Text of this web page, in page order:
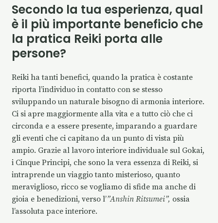
Secondo la tua esperienza, qual
è il più importante beneficio che
la pratica Reiki porta alle
persone?
Reiki ha tanti benefici, quando la pratica è costante
riporta l’individuo in contatto con se stesso
sviluppando un naturale bisogno di armonia interiore.
Ci si apre maggiormente alla vita e a tutto ciò che ci
circonda e a essere presente, imparando a guardare
gli eventi che ci capitano da un punto di vista più
ampio. Grazie al lavoro interiore individuale sul Gokai,
i Cinque Principi, che sono la vera essenza di Reiki, si
intraprende un viaggio tanto misterioso, quanto
meraviglioso, ricco se vogliamo di sfide ma anche di
gioia e benedizioni, verso l’”Anshin Ritsumei”, ossia
l’assoluta pace interiore.